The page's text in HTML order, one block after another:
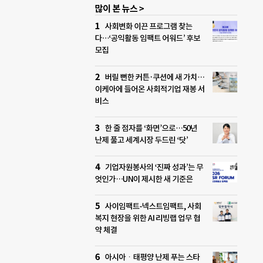
많이 본 뉴스 >
사회변화 이끈 프로그램 찾는
다…‘공익활동 임팩트 어워드’ 후보
모집
버릴 뻔한 커튼·쿠션에 새 가치…
이케아에 들어온 사회적기업 재봉 서
비스
한 줄 점자를 ‘화면’으로…50년
난제 풀고 세계시장 두드린 ‘닷’
기업자원봉사의 ‘진짜 성과’는 무
엇인가…UN이 제시한 새 기준은
사이임팩트-넥스트임팩트, 사회
복지 현장을 위한 AI 리빙랩 업무 협
약 체결
아시아ㆍ태평양 난제 푸는 스타